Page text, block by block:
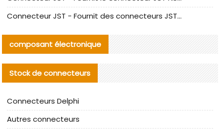
Connecteur JST - Fournit des connecteurs JST GHR-09V-S authentiques et des produits de remplacement|
composant électronique
Stock de connecteurs
Connecteurs Delphi
Autres connecteurs